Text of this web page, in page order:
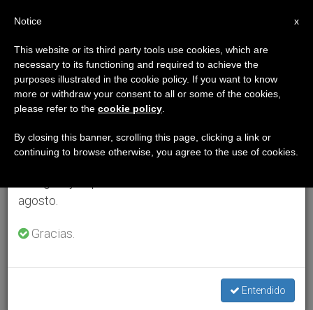
×
Aviso importante
Del 27 de julio al 7 de agosto haremos la pausa
anual, aprovechando que en el periodo de verano
se generan menos informaciones y también el
agosto.
Gracias.
Entendido
x
Notice
This website or its third party tools use cookies, which are
necessary to its functioning and required to achieve the
purposes illustrated in the cookie policy. If you want to know
more or withdraw your consent to all or some of the cookies,
please refer to the cookie policy
By closing this banner, scrolling this page, clicking a link or
continuing to browse otherwise, you agree to the use of cookies.